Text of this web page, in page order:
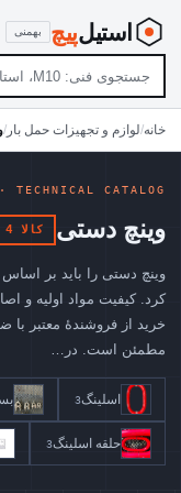
استیل‌پیچ بهمنی
خانه/لوازم و تجهیزات حمل بار /
TECHNICAL CATALOG
وینچ دستی 4 کالا
وینچ دستی را باید بر
کرد. کیفیت مواد اولیه و
خرید از فروشندهٔ معتبر
مطمئن است. در…
اسلینگ3
حلقه اسلینگ3